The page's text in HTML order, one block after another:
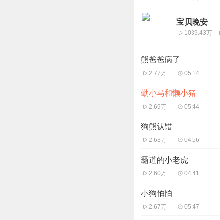
宝贝晚安
1039.43万
熊爸爸病了
2.77万 05:14
勤小马和懒小猪
2.69万 05:44
狗熊认错
2.63万 04:56
霸道的小老虎
2.60万 04:41
小狗怕怕
2.67万 05:47